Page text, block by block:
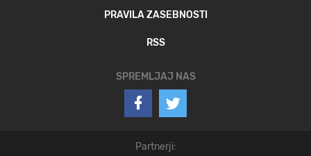
PRAVILA ZASEBNOSTI
RSS
SPREMLJAJ NAS
Partnerji: